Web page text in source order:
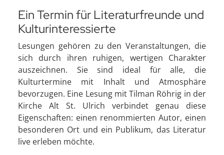
Ein Termin für Literaturfreunde und
Kulturinteressierte
Lesungen gehören zu den Veranstaltungen, die
sich durch ihren ruhigen, wertigen Charakter
auszeichnen. Sie sind ideal für alle, die
Kulturtermine mit Inhalt und Atmosphäre
bevorzugen. Eine Lesung mit Tilman Röhrig in der
Kirche Alt St. Ulrich verbindet genau diese
Eigenschaften: einen renommierten Autor, einen
besonderen Ort und ein Publikum, das Literatur
live erleben möchte.